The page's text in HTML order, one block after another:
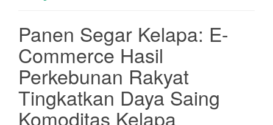
Panen Segar Kelapa: E-
Commerce Hasil
Perkebunan Rakyat
Tingkatkan Daya Saing
Komoditas Kelapa